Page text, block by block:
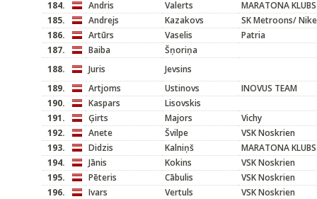
184.
Andris Valerts
MARATONA KLUBS
185.
Andrejs Kazakovs
SK Metroons/ Nike
186.
Artūrs Vaselis
Patria
187.
Baiba
Šņoriņa
188.
Juris
Jevsins
189.
Artjoms Ustinovs
INOVUS TEAM
190.
Kaspars
Lisovskis
191.
Ģirts Majors
Vichy
192.
Anete Švilpe
VSK Noskrien
193.
Didzis Kalniņš
MARATONA KLUBS
194.
Jānis Kokins
VSK Noskrien
195.
Pēteris Cābulis
VSK Noskrien
196.
Ivars Vertuls
VSK Noskrien